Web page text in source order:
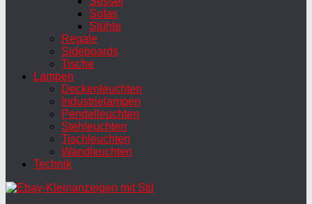
Sofas
Stühle
Regale
Sideboards
Tische
Lampen
Deckenleuchten
Industrielampen
Pendelleuchten
Stehleuchten
Tischleuchten
Wandleuchten
Technik